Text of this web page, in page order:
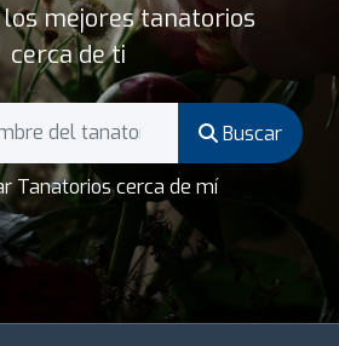
mejores tanatorios
cerca de ti
Buscar
Tanatorios cerca de mí